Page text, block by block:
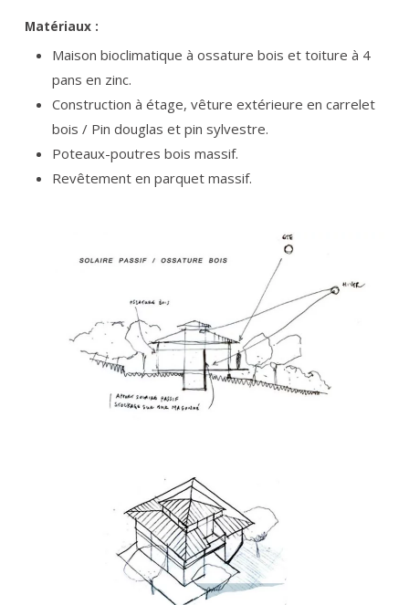
Matériaux :
Maison bioclimatique à ossature bois et toiture à 4
pans en zinc.
Construction à étage, vêture extérieure en carrelet
bois / Pin douglas et pin sylvestre.
Poteaux-poutres bois massif.
Revêtement en parquet massif.